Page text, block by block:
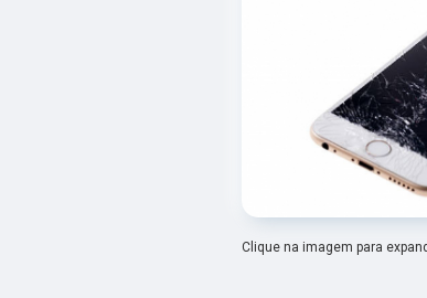
Clique na imagem para